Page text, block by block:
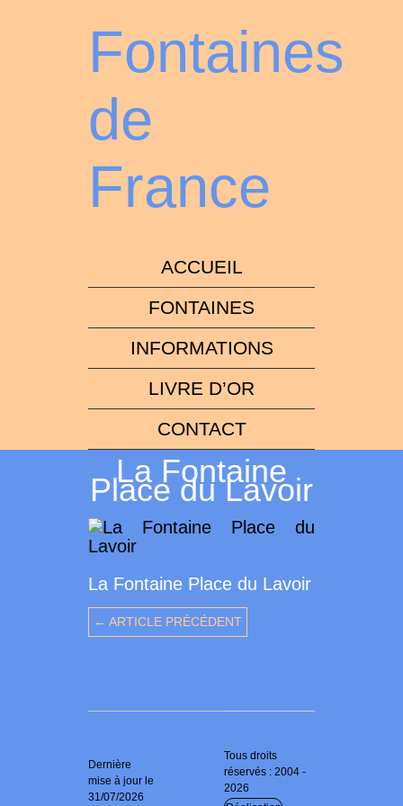
Fontaines
de
France
ACCUEIL
FONTAINES
INFORMATIONS
LIVRE D’OR
CONTACT
La Fontaine
Place du Lavoir
La Fontaine Place du Lavoir
← ARTICLE PRÉCÉDENT
Dernière
mise à jour le
31/07/2026
Tous droits
réservés : 2004 -
2026